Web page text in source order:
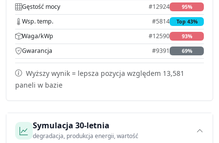
Gęstość mocy #12924 95%
Wsp. temp. #5814 Top 43%
Waga/kWp #12590 93%
Gwarancja #9391 69%
Wyższy wynik = lepsza pozycja względem 13,581
paneli w bazie
Symulacja 30-letnia
degradacja, produkcja energii, wartość